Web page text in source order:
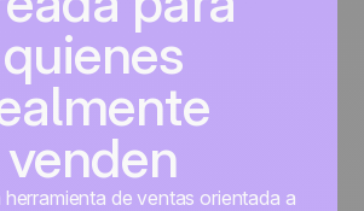
quienes
venden
de ventas orientada a